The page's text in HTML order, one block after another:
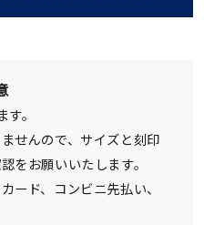
(tax
in)
。
せんので、サイズと刻印
をお願いいたします。
ード、コンビニ先払い、